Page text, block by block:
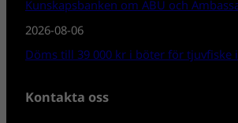
Kunskapsbanken om ABU och
2026-08-06
Döms till 39 000 kr i böter för tjuvfiske
Kontakta oss